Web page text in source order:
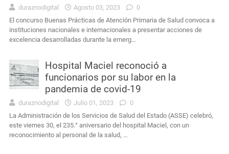
duraznodigital Agosto 03, 2023
0
El concurso Buenas Prácticas de Atención Primaria de Salud convoca a
instituciones nacionales e internacionales a presentar acciones de
excelencia desarrolladas durante la emerg…
Hospital Maciel reconoció a
funcionarios por su labor en la
pandemia de covid-19
duraznodigital Julio 01, 2023
0
La Administración de los Servicios de Salud del Estado (ASSE) celebró,
este viernes 30, el 235.° aniversario del hospital Maciel, con un
reconocimiento al personal de la salud, …